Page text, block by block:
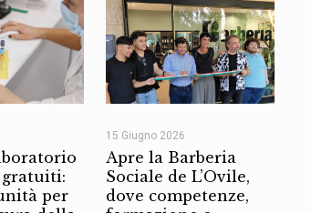
per
15 Giugno 2026
Apre la Barberia
Sociale de L’Ovile,
dove competenze,